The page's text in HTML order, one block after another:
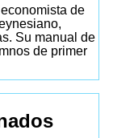
de
Su manual de
de primer